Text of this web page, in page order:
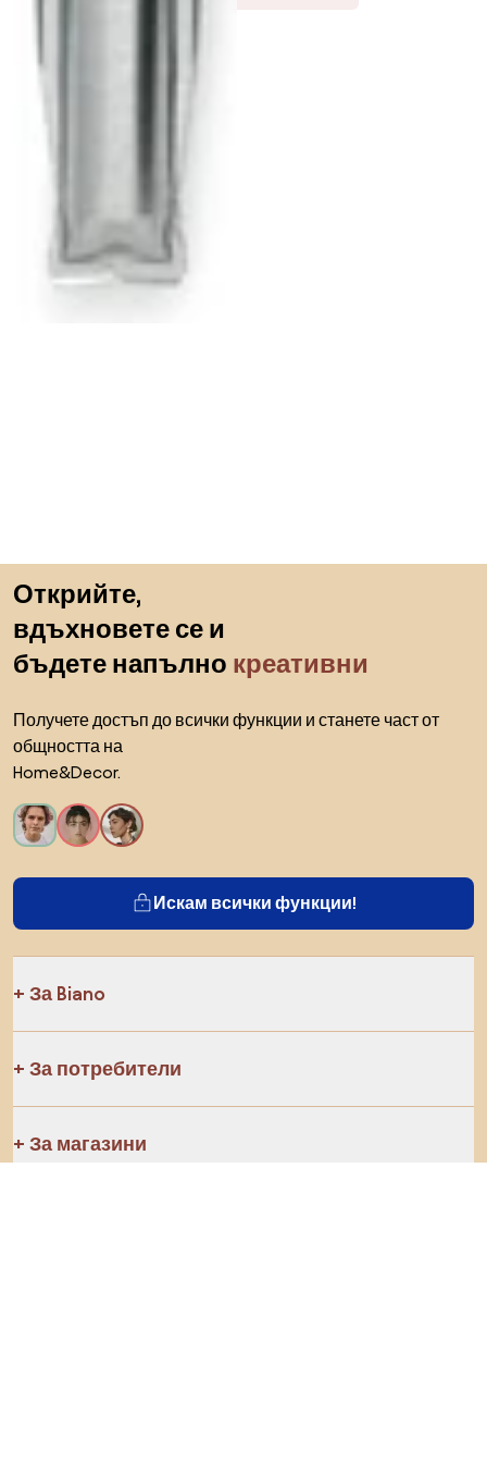
Открийте,
вдъхновете се и
бъдете напълно креативни
Получете достъп до всички функции и станете част от
общността на
Home&Decor.
Искам всички функции!
За Biano
За потребители
За магазини